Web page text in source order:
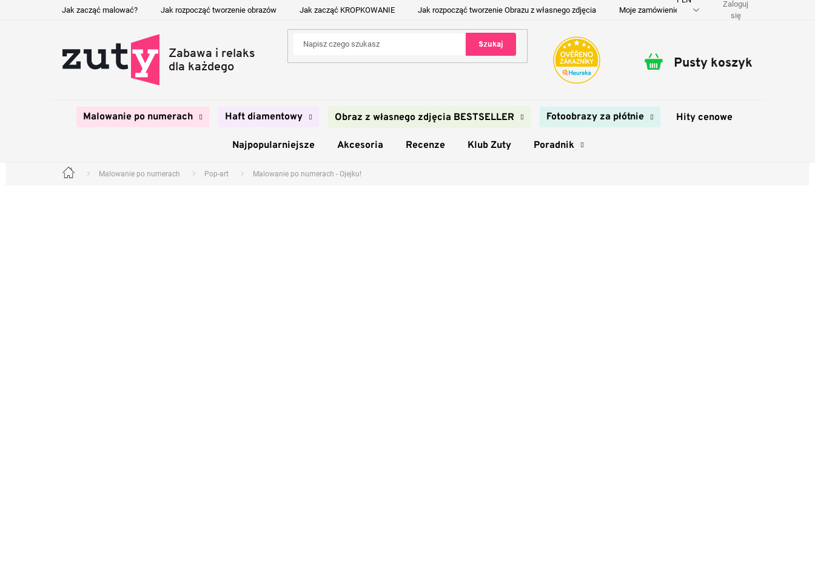
Jak zacząć malować? Jak rozpocząć tworzenie obrazów Jak zacząć KROPKOWANIE Jak rozpocząć tworzenie Obrazu z własnego zdjęcia Moje zamówienie Dostawa i płatność
Zaloguj
się
Szukaj
Koszyk
Pusty koszyk
Malowanie po numerach Haft diamentowy Obraz z własnego zdjęcia BESTSELLER Fotoobrazy za płótnie Hity cenowe
Najpopularniejsze Akcesoria Recenze Klub Zuty Poradnik
Home Malowanie po numerach Pop-art Malowanie po numerach - Ojejku!